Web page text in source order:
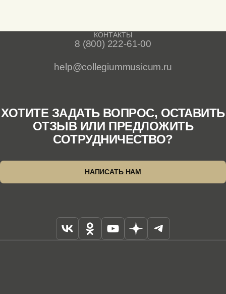
КОНТАКТЫ
8 (800) 222-61-00
help@collegiummusicum.ru
ХОТИТЕ ЗАДАТЬ ВОПРОС, ОСТАВИТЬ
ОТЗЫВ ИЛИ ПРЕДЛОЖИТЬ
СОТРУДНИЧЕСТВО?
НАПИСАТЬ НАМ